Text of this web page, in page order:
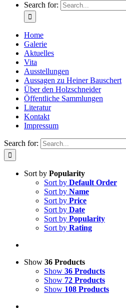
Search for:
Home
Galerie
Aktuelles
Vita
Ausstellungen
Aussagen zu Heiner Bauschert
Über den Holzschneider
Öffentliche Sammlungen
Literatur
Kontakt
Impressum
Search for:
Sort by Popularity
Sort by Default Order
Sort by Name
Sort by Price
Sort by Date
Sort by Popularity
Sort by Rating
Show 36 Products
Show 36 Products
Show 72 Products
Show 108 Products